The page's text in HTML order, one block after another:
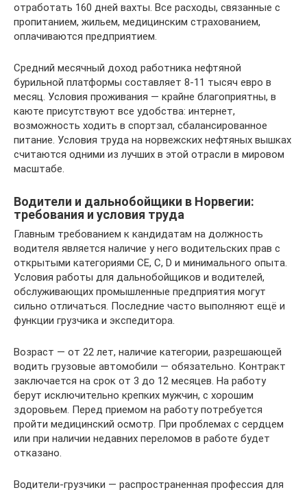
отработать 160 дней вахты. Все расходы, связанные с
пропитанием, жильем, медицинским страхованием,
оплачиваются предприятием.
Средний месячный доход работника нефтяной
бурильной платформы составляет 8-11 тысяч евро в
месяц. Условия проживания — крайне благоприятны, в
каюте присутствуют все удобства: интернет,
возможность ходить в спортзал, сбалансированное
питание. Условия труда на норвежских нефтяных вышках
считаются одними из лучших в этой отрасли в мировом
масштабе.
Водители и дальнобойщики в Норвегии:
требования и условия труда
Главным требованием к кандидатам на должность
водителя является наличие у него водительских прав с
открытыми категориями СЕ, С, D и минимального опыта.
Условия работы для дальнобойщиков и водителей,
обслуживающих промышленные предприятия могут
сильно отличаться. Последние часто выполняют ещё и
функции грузчика и экспедитора.
Возраст — от 22 лет, наличие категории, разрешающей
водить грузовые автомобили — обязательно. Контракт
заключается на срок от 3 до 12 месяцев. На работу
берут исключительно крепких мужчин, с хорошим
здоровьем. Перед приемом на работу потребуется
пройти медицинский осмотр. При проблемах с сердцем
или при наличии недавних переломов в работе будет
отказано.
Водители-грузчики — распространенная профессия для